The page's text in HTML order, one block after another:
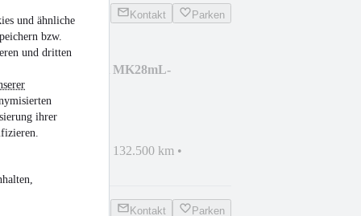
und ähnliche
bzw.
und dritten
ihrer
Kontakt Parken
3251 PUMIX CIFA MK28mL-
¹
132.500 km •
Kontakt Parken